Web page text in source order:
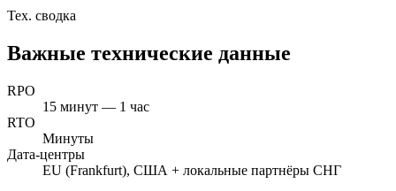
Тех. сводка
Важные технические данные
RPO
15 минут — 1 час
RTO
Минуты
Дата-центры
EU (Frankfurt), США + локальные партнёры СНГ